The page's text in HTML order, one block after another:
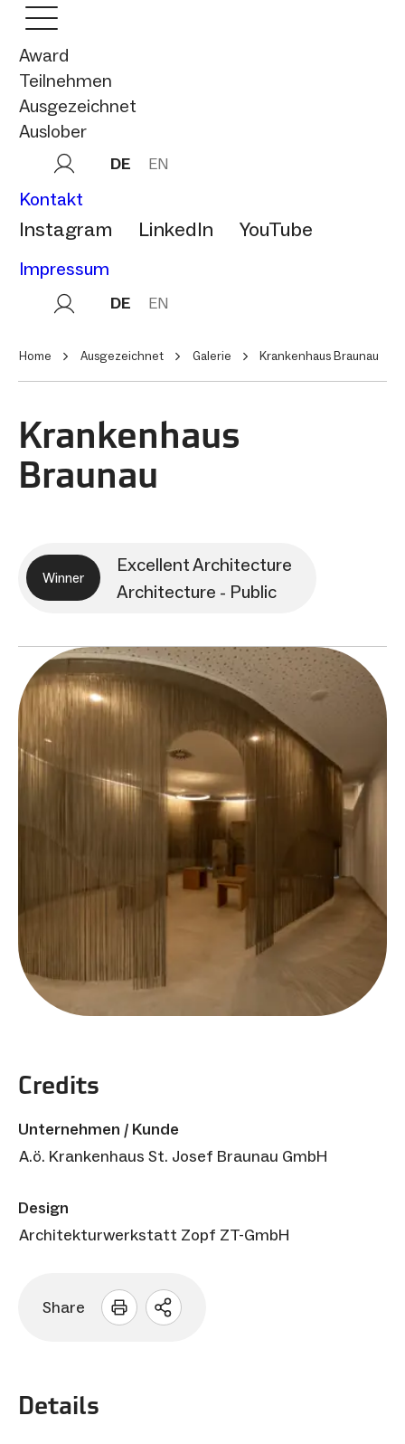
Award
Teilnehmen
Ausgezeichnet
Auslober
DE EN
Kontakt
Instagram LinkedIn YouTube
Impressum
DE EN
Home Ausgezeichnet Galerie Krankenhaus Braunau
Krankenhaus
Braunau
Winner
Excellent Architecture
Architecture - Public
Credits
Unternehmen / Kunde
A.ö. Krankenhaus St. Josef Braunau GmbH
Design
Architekturwerkstatt Zopf ZT-GmbH
Share
Sharing
Details